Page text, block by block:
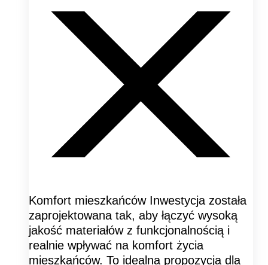
Komfort mieszkańców Inwestycja została
zaprojektowana tak, aby łączyć wysoką
jakość materiałów z funkcjonalnością i
realnie wpływać na komfort życia
mieszkańców. To idealna propozycja dla